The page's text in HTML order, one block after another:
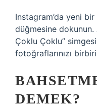
Instagram’da yeni
düğmesine dokunun.
Çoklu Çoklu”
fotoğraflarınızı
DEMEK?